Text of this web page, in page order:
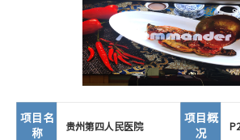
项目名
称
贵州第四人民医院
项目概
况